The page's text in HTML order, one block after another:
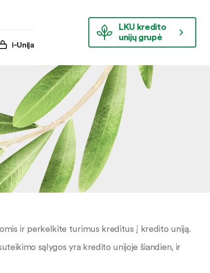
i-Unija
LKU kredito
unijų grupė
ir perkelkite turimus kreditus į kredito uniją.
sąlygos yra kredito unijoje šiandien, ir